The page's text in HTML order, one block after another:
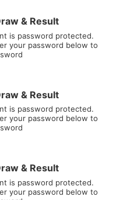
& Result
is password protected.
your password below to
& Result
is password protected.
your password below to
& Result
is password protected.
your password below to